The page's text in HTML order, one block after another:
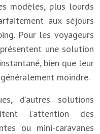
modèles, plus lourds
aux séjours
Pour les voyageurs
une solution
bien que leur
moindre.
d’autres solutions
l’attention des
ou mini-caravanes